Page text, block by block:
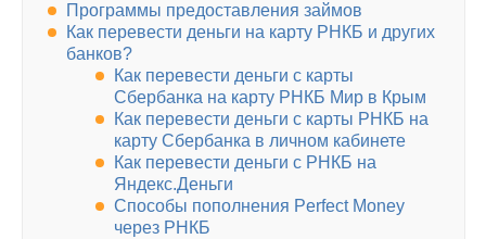
Программы предоставления займов
Как перевести деньги на карту РНКБ и других
банков?
Как перевести деньги с карты
Сбербанка на карту РНКБ Мир в Крым
Как перевести деньги с карты РНКБ на
карту Сбербанка в личном кабинете
Как перевести деньги с РНКБ на
Яндекс.Деньги
Способы пополнения Perfect Money
через РНКБ